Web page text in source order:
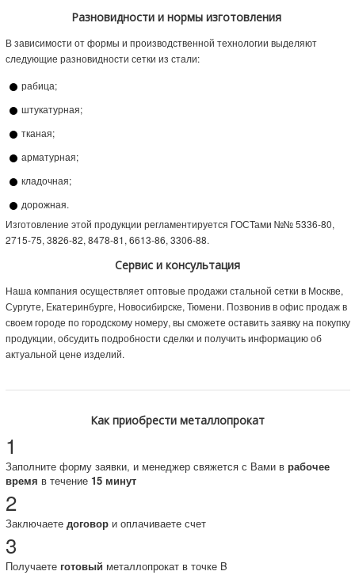
Разновидности и нормы изготовления
В зависимости от формы и производственной технологии выделяют
следующие разновидности сетки из стали:
рабица;
штукатурная;
тканая;
арматурная;
кладочная;
дорожная.
Изготовление этой продукции регламентируется ГОСТами №№ 5336-80,
2715-75, 3826-82, 8478-81, 6613-86, 3306-88.
Сервис и консультация
Наша компания осуществляет оптовые продажи стальной сетки в Москве,
Сургуте, Екатеринбурге, Новосибирске, Тюмени. Позвонив в офис продаж в
своем городе по городскому номеру, вы сможете оставить заявку на покупку
продукции, обсудить подробности сделки и получить информацию об
актуальной цене изделий.
Как приобрести металлопрокат
1
Заполните форму заявки, и менеджер свяжется с Вами в рабочее
время в течение 15 минут
2
Заключаете договори оплачиваете счет
3
Получаете готовый металлопрокат в точке B